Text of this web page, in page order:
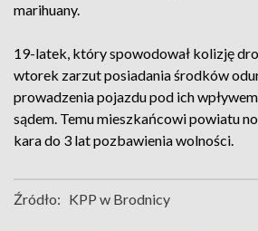
marihuany.
19-latek, który spowodował kolizję
wtorek zarzut posiadania środków
prowadzenia pojazdu pod ich
sądem. Temu mieszkańcowi powiatu
kara do 3 lat pozbawienia wolności.
Źródło: KPP w Brodnicy